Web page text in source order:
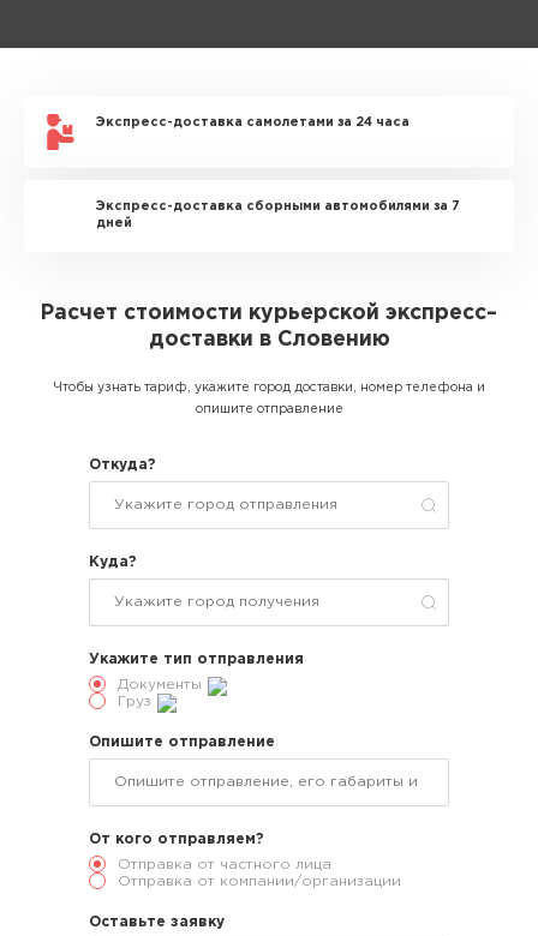
Экспресс-доставка самолетами за 24 часа
Экспресс-доставка сборными автомобилями за 7
дней
Расчет стоимости курьерской экспресс–
доставки в Словению
Чтобы узнать тариф, укажите город доставки, номер телефона и
опишите отправление
Откуда?
Куда?
Укажите тип отправления
Документы
Груз
Опишите отправление
От кого отправляем?
Отправка от частного лица
Отправка от компании/организации
Оставьте заявку